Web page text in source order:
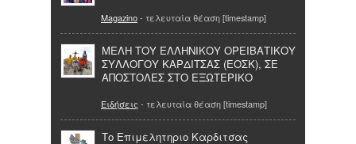
Magazino- τελευταία θέαση [timestamp]
ΜΕΛΗ ΤΟΥ ΕΛΛΗΝΙΚΟΥ ΟΡΕΙΒΑΤΙΚΟΥ
ΣΥΛΛΟΓΟΥ ΚΑΡΔΙΤΣΑΣ (ΕΟΣΚ), ΣΕ
ΑΠΟΣΤΟΛΕΣ ΣΤΟ ΕΞΩΤΕΡΙΚΟ
Ειδήσεις - τελευταία θέαση [timestamp]
Το Επιμελητηριο Καρδιτσας